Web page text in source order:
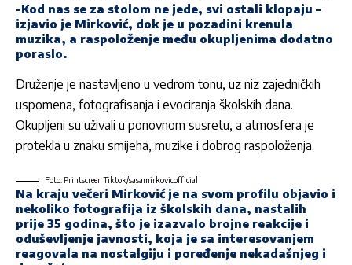
-Kod nas se za stolom ne jede, svi ostali klopaju –
izjavio je Mirković, dok je u pozadini krenula
muzika, a raspoloženje među okupljenima dodatno
poraslo.
Druženje je nastavljeno u vedrom tonu, uz niz zajedničkih
uspomena, fotografisanja i evociranja školskih dana.
Okupljeni su uživali u ponovnom susretu, a atmosfera je
protekla u znaku smijeha, muzike i dobrog raspoloženja.
Foto: Printscreen Tiktok/sasamirkovicofficial
Na kraju večeri Mirković je na svom profilu objavio i
nekoliko fotografija iz školskih dana, nastalih
prije 35 godina, što je izazvalo brojne reakcije i
oduševljenje javnosti, koja je sa interesovanjem
reagovala na nostalgiju i poređenje nekadašnjeg i